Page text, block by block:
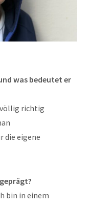
was bedeutet er
völlig richtig
die eigene
bin in einem